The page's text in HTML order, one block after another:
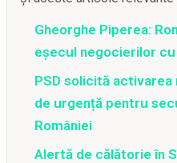
Gheorghe Piperea:
eșecul negocierilor
PSD solicită
de urgență pentru
României
Alertă de călătorie în